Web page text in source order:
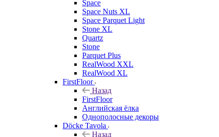
Space
Space Nuts XL
Space Parquet Light
Stone XL
Quartz
Stone
Parquet Plus
RealWood XXL
RealWood XL
FirstFloor
Назад
FirstFloor
Английская ёлка
Однополосные декоры
Döcke Tavola
Назад